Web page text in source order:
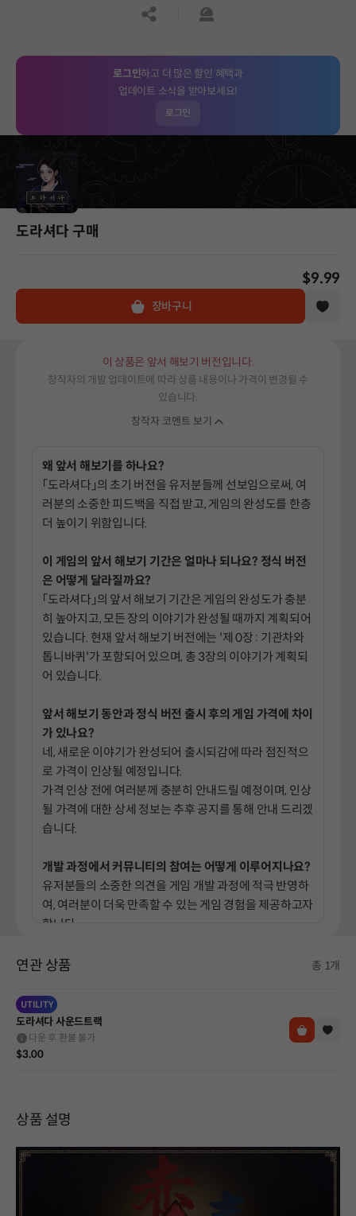
공유하기신고하기
로그인하고 더 많은 할인 혜택과
업데이트 소식을 받아보세요!
로그인
도라셔다 구매
$9.99
장바구니
이 상품은 앞서 해보기 버전입니다.
창작자의 개발 업데이트에 따라 상품 내용이나 가격이 변경될 수
있습니다.
창작자 코멘트 보기
왜 앞서 해보기를 하나요?
「도라셔다」의 초기 버전을 유저분들께 선보임으로써, 여
러분의 소중한 피드백을 직접 받고, 게임의 완성도를 한층
더 높이기 위함입니다.
이 게임의 앞서 해보기 기간은 얼마나 되나요? 정식 버전
은 어떻게 달라질까요?
「도라셔다」의 앞서 해보기 기간은 게임의 완성도가 충분
히 높아지고, 모든 장의 이야기가 완성될 때까지 계획되어
있습니다. 현재 앞서 해보기 버전에는 '제 0장 : 기관차와
톱니바퀴'가 포함되어 있으며, 총 3장의 이야기가 계획되
어 있습니다.
앞서 해보기 동안과 정식 버전 출시 후의 게임 가격에 차이
가 있나요?
네, 새로운 이야기가 완성되어 출시되감에 따라 점진적으
로 가격이 인상될 예정입니다.
가격 인상 전에 여러분께 충분히 안내드릴 예정이며, 인상
될 가격에 대한 상세 정보는 추후 공지를 통해 안내 드리겠
습니다.
개발 과정에서 커뮤니티의 참여는 어떻게 이루어지나요?
유저분들의 소중한 의견을 게임 개발 과정에 적극 반영하
여, 여러분이 더욱 만족할 수 있는 게임 경험을 제공하고자
합니다.
연관 상품 총 1개
UTILITY
도라셔다 사운드트랙
다운 후 환불 불가
$3.00
상품 설명